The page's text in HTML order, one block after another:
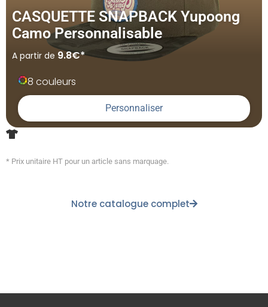
CASQUETTE SNAPBACK Yupoong
Camo Personnalisable
A partir de 9.8€*
8 couleurs
Personnaliser
* Prix unitaire HT pour un article sans marquage.
Notre catalogue complet